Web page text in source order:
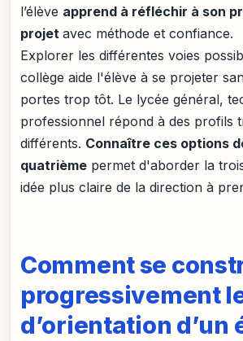
l’élève apprend à réfléchir à son
projet avec méthode et confiance.
Explorer les différentes voies
collège aide l'élève à se projeter
portes trop tôt. Le lycée général,
professionnel répond à des profils
différents. Connaître ces options
quatrième permet d'aborder la
idée plus claire de la direction à
Comment se
progressivement
d’orientation d’un